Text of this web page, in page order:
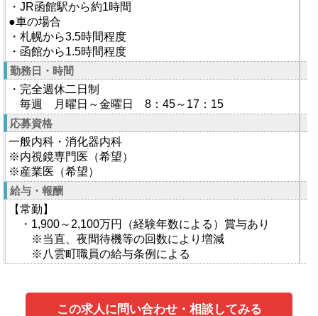
・JR函館駅から約1時間
●車の場合
・札幌から3.5時間程度
・函館から1.5時間程度
勤務日・時間
・完全週休二日制
毎週 月曜日～金曜日 8：45～17：15
応募資格
一般内科・消化器内科
※内視鏡専門医（希望）
※産業医（希望）
給与・報酬
【常勤】
・1,900～2,100万円（経験年数による）賞与あり
※当直、夜間待機等の回数により増減
※八雲町職員の給与条例による
この求人に問い合わせ・相談してみる